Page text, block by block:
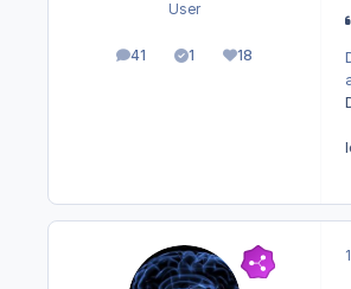
User
41
Beiträge1
Lösungen
18
Reputation